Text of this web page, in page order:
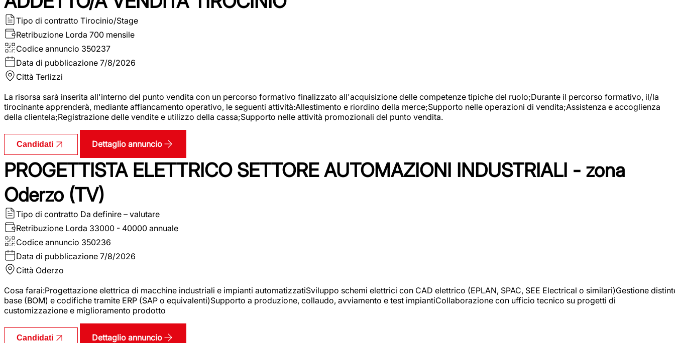
Tipo di contratto Tirocinio/Stage
Retribuzione Lorda 700 mensile
Codice annuncio 350237
Data di pubblicazione 7/8/2026
Città Terlizzi
La risorsa sarà inserita all'interno del punto vendita con un percorso formativo finalizzato all'acquisizione delle competenze tipiche del ruolo;Durante il percorso formativo, il/la
tirocinante apprenderà, mediante affiancamento operativo, le seguenti attività:Allestimento e riordino della merce;Supporto nelle operazioni di vendita;Assistenza e accoglienza
della clientela;Registrazione delle vendite e utilizzo della cassa;Supporto nelle attività promozionali del punto vendita.
Candidati Dettaglio annuncio
PROGETTISTA ELETTRICO SETTORE AUTOMAZIONI INDUSTRIALI - zona
Oderzo (TV)
Tipo di contratto Da definire – valutare
Retribuzione Lorda 33000 - 40000 annuale
Codice annuncio 350236
Data di pubblicazione 7/8/2026
Città Oderzo
Cosa farai:Progettazione elettrica di macchine industriali e impianti automatizzatiSviluppo schemi elettrici con CAD elettrico (EPLAN, SPAC, SEE Electrical o similari)Gestione
base (BOM) e codifiche tramite ERP (SAP o equivalenti)Supporto a produzione, collaudo, avviamento e test impiantiCollaborazione con ufficio tecnico su progetti di
customizzazione e miglioramento prodotto
Candidati Dettaglio annuncio